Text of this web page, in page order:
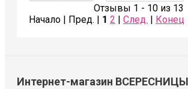
Отзывы 1 - 10 из 13
Начало | Пред. | 1 2 След. Конец
Интернет-магазин